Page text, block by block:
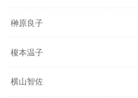
榊原良子
榎本温子
横山智佐